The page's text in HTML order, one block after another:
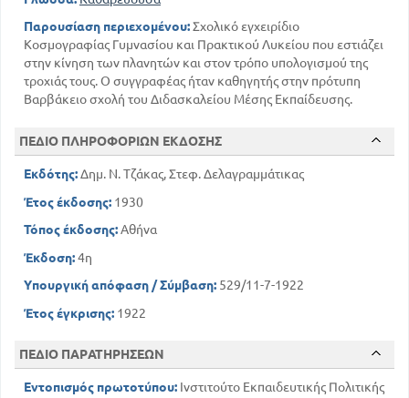
Παρουσίαση περιεχομένου:Σχολικό εγχειρίδιο
Κοσμογραφίας Γυμνασίου και Πρακτικού Λυκείου που εστιάζει
στην κίνηση των πλανητών και στον τρόπο υπολογισμού της
τροχιάς τους. Ο συγγραφέας ήταν καθηγητής στην πρότυπη
Βαρβάκειο σχολή του Διδασκαλείου Μέσης Εκπαίδευσης.
ΠΕΔΙΟ ΠΛΗΡΟΦΟΡΙΩΝ ΕΚΔΟΣΗΣ
Εκδότης:Δημ. Ν. Τζάκας, Στεφ. Δελαγραμμάτικας
Έτος έκδοσης: 1930
Τόπος έκδοσης:Αθήνα
Έκδοση:4η
Υπουργική απόφαση / Σύμβαση: 529/11-7-1922
Έτος έγκρισης: 1922
ΠΕΔΙΟ ΠΑΡΑΤΗΡΗΣΕΩΝ
Εντοπισμός πρωτοτύπου: Ινστιτούτο Εκπαιδευτικής Πολιτικής